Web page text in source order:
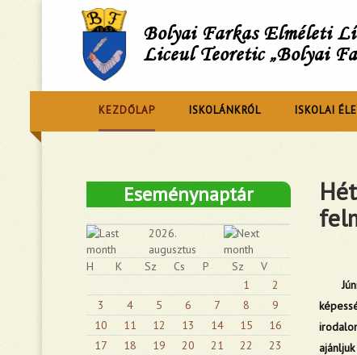
Bolyai Farkas Elméleti
Liceul Teoretic „Bolyai
KEZDŐLAP ISKOLÁNKRÓL ISKOLAI
Eseménynaptár
2026.
augusztus
H
K Sz Cs P Sz
V
1
2
3
4 5 6 7 8
9
10
11 12 13 14 15
16
17
18 19 20 21 22
23